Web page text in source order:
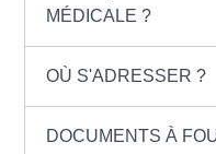
MÉDICALE ?
OÙ S'ADRESSER ?
DOCUMENTS À